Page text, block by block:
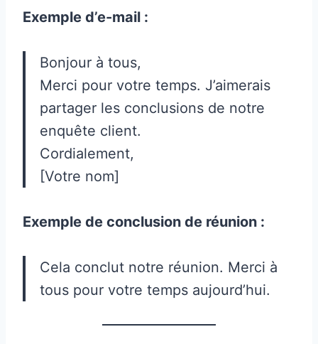
Exemple d’e-mail :
Bonjour à tous,
Merci pour votre temps. J’aimerais
partager les conclusions de notre
enquête client.
Cordialement,
[Votre nom]
Exemple de conclusion de réunion :
Cela conclut notre réunion. Merci à
tous pour votre temps aujourd’hui.